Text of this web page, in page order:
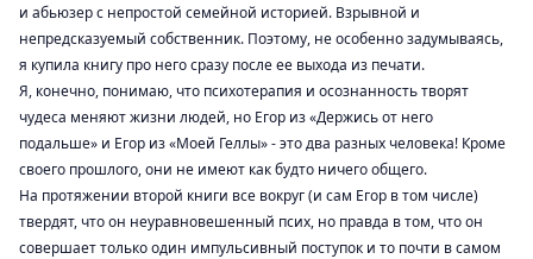
и абьюзер с непростой семейной историей. Взрывной и
непредсказуемый собственник. Поэтому, не особенно задумываясь,
я купила книгу про него сразу после ее выхода из печати.
Я, конечно, понимаю, что психотерапия и осознанностьтворят
чудеса меняют жизни людей, но Егор из«Держись от него
подальше» и Егор из«Моей Геллы»- это два разных человека! Кроме
своего прошлого, они не имеют как будто ничего общего.
На протяжении второй книги все вокруг (и сам Егор в том числе)
твердят, что он неуравновешенный псих, но правда в том, что он
совершает только один импульсивный поступок и то почти в самом